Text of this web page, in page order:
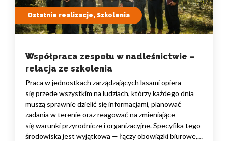
Ostatnie realizacje, Szkolenia
Współpraca zespołu w nadleśnictwie –
relacja ze szkolenia
Praca w jednostkach zarządzających lasami opiera
się przede wszystkim na ludziach, którzy każdego dnia
muszą sprawnie dzielić się informacjami, planować
zadania w terenie oraz reagować na zmieniające
się warunki przyrodnicze i organizacyjne. Specyfika tego
środowiska jest wyjątkowa — łączy obowiązki biurowe,